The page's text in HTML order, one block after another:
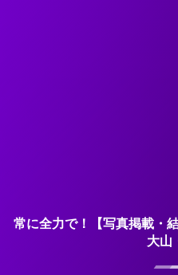
常に全力で！【写真掲載・
大山